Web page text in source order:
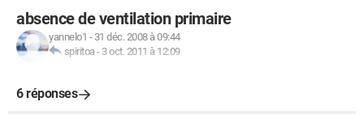
absence de ventilation primaire
yannelo1 - 31 déc. 2008 à 09:44
spiritoa - 3 oct. 2011 à 12:09
6 réponses